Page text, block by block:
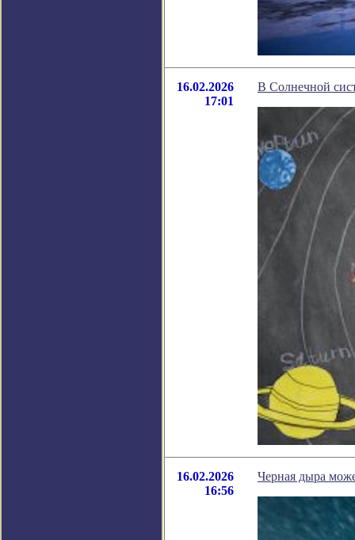
16.02.2026
17:01
В Солнечной
16.02.2026
16:56
Черная дыра